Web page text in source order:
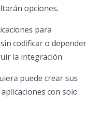
opciones.
para
codificar o depender
la integración.
puede crear sus
con solo